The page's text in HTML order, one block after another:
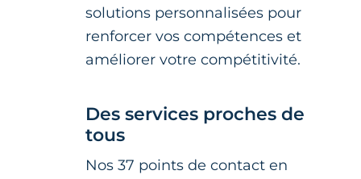
solutions personnalisées pour
renforcer vos compétences et
améliorer votre compétitivité.
Des services proches de
tous
Nos 37 points de contact en